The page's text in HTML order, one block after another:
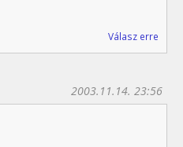
Válasz erre
2003.11.14. 23:56